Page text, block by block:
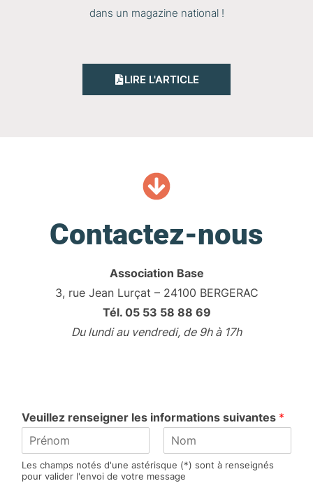
dans un magazine national !
LIRE L'ARTICLE
Contactez-nous
Association Base
3, rue Jean Lurçat – 24100 BERGERAC
Tél. 05 53 58 88 69
Du lundi au vendredi, de 9h à 17h
Veuillez renseigner les informations suivantes *
r
é
o
m
Les champs notés d'une astérisque (*) sont à renseignés
pour valider l'envoi de votre message